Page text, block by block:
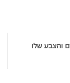
והצבע שלו